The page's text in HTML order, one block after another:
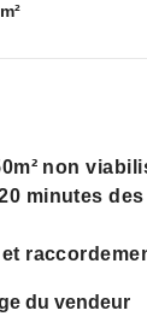
non
minutes
du vendeur